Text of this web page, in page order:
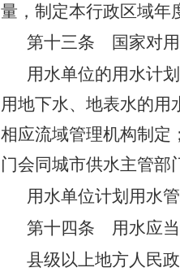
量，制定本行政区域年
第十三条 国家对用
用水单位的用水计
用地下水、地表水的用
相应流域管理机构制定
门会同城市供水主管部
用水单位计划用水
第十四条 用水应当
县级以上地方人民